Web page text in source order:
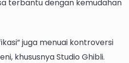
terbantu dengan kemudahan
juga menuai kontroversi
khususnya Studio Ghibli.